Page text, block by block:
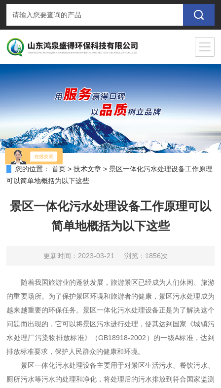
您的位置： 首页 >技术文章 >景区一体化污水处理设备工作原理
可以简单地概括为以下这些
景区一体化污水处理设备工作原理可以
简单地概括为以下这些
更新时间：2023-03-21 浏览：1856次
随着我国旅游业的蓬勃发展，旅游景区已经成为人们休闲、旅游
的重要场所。为了保护景区环境和旅游者的健康，景区污水处理成为
越来越重要的环保任务。景区一体化污水处理设备正是为了解决这个
问题而出现的，它可以将景区污水进行处理，使其达到国家《城镇污
水处理厂污染物排放标准》（GB18918-2002）的一级A标准，达到
排放标准要求，保护人民群众的健康和环境。
景区一体化污水处理设备主要用于对景区生活污水、餐饮污水、
厕所污水等污水的处理和净化，将处理后的污水排放到符合国家监测